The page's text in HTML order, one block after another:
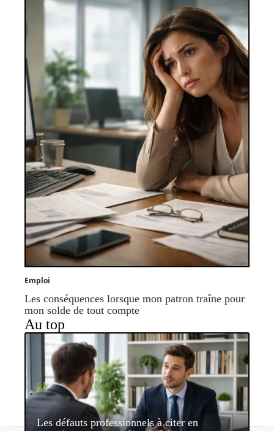
Emploi
Les conséquences lorsque mon patron traîne pour
mon solde de tout compte
Au top
Les défauts professionnels à citer en